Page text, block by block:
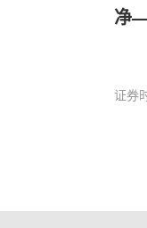
净
证券